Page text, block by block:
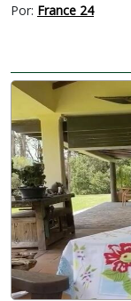
Por: France 24